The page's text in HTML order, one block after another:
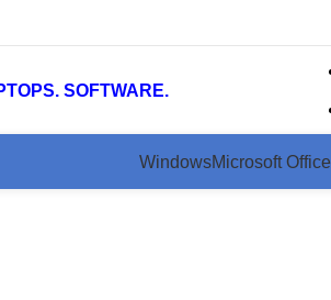
SOFTWARE.
WindowsMicrosoft Office